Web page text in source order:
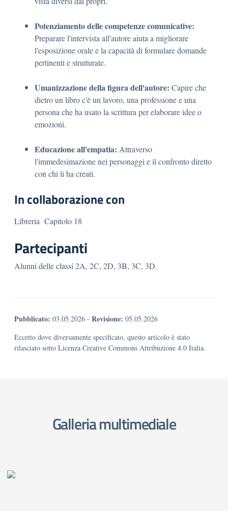
Potenziamento delle competenze comunicative:
Preparare l'intervista all'autore aiuta a migliorare
l'esposizione orale e la capacità di formulare domande
pertinenti e strutturate.
Umanizzazione della figura dell'autore: Capire che
dietro un libro c'è un lavoro, una professione e una
persona che ha usato la scrittura per elaborare idee o
emozioni.
Educazione all'empatia: Attraverso
l'immedesimazione nei personaggi e il confronto diretto
con chi li ha creati.
In collaborazione con
Libreria Capitolo 18
Partecipanti
Alunni delle classi 2A, 2C, 2D, 3B, 3C, 3D.
Pubblicato: 03.05.2026 - Revisione: 05.05.2026
Eccetto dove diversamente specificato, questo articolo è stato
rilasciato sotto Licenza Creative Commons Attribuzione 4.0 Italia.
Galleria multimediale